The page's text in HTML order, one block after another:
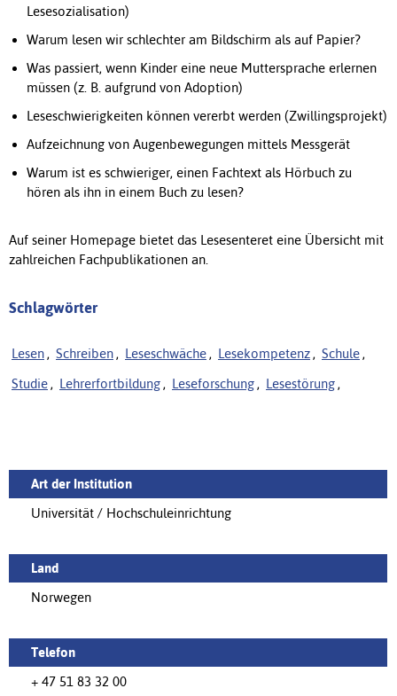
Lesesozialisation)
Warum lesen wir schlechter am Bildschirm als auf Papier?
Was passiert, wenn Kinder eine neue Muttersprache erlernen
müssen (z. B. aufgrund von Adoption)
Leseschwierigkeiten können vererbt werden (Zwillingsprojekt)
Aufzeichnung von Augenbewegungen mittels Messgerät
Warum ist es schwieriger, einen Fachtext als Hörbuch zu
hören als ihn in einem Buch zu lesen?
Auf seiner Homepage bietet das Lesesenteret eine Übersicht mit
zahlreichen Fachpublikationen an.
Schlagwörter
Lesen , Schreiben , Leseschwäche , Lesekompetenz , Schule ,
Studie , Lehrerfortbildung , Leseforschung , Lesestörung ,
Art der Institution
Universität / Hochschuleinrichtung
Land
Norwegen
Telefon
+ 47 51 83 32 00